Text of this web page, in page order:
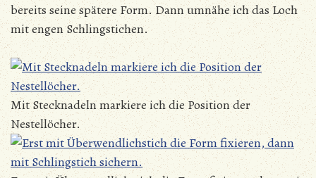
bereits seine spätere Form. Dann umnähe ich das Loch
mit engen Schlingstichen.
Mit Stecknadeln markiere ich die Position der
Nestellöcher.